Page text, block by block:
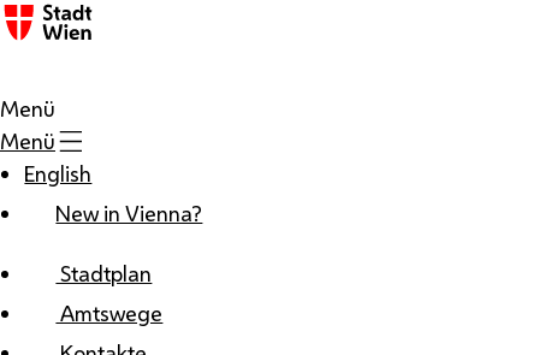
Zum Inhalt
Menü
Menü
English
New in Vienna?
Stadtplan
Amtswege